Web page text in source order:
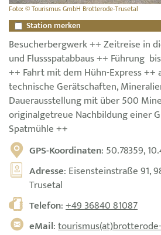
Foto: © Tourismus GmbH Brotterode-Trusetal
Station merken
Besucherbergwerk ++ Zeitreise in
und Flussspatabbaus ++ Führung
++ Fahrt mit dem Hühn-Express ++
technische Gerätschaften,
Dauerausstellung mit über 500
originalgetreue Nachbildung einer
Spatmühle ++
GPS-Koordinaten: 50.78359,
Adresse: Eisensteinstraße 91,
Trusetal
Telefon:+49 36840 81087
eMail: